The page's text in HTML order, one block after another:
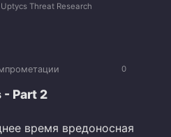
Uptycs Threat Research
0
- Part 2
время вредоносная